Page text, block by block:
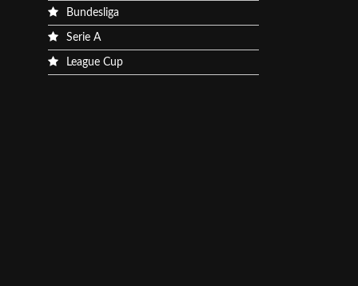
Bundesliga
Serie A
League Cup